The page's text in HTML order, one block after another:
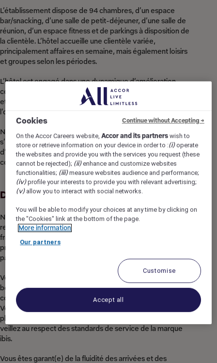
L’établissement dispose de 94 chambres, d’un espace
bar/snacking, d’une salle de petit-déjeuner, d’une salle de
réunion, d’un espace fitness et de parkings à disposition de
la clientèle. L’hôtel accueille une clientèle variée,
principalement affaires en semaine, mais également loisirs
et groupes selon les périodes.
L’hôtel est engagé dans une dynamique d’amélioration
continue, avec des espaces communs récemment rénovés
et une volonté forte de renforcer la qualité de service,
l’organisation opérationnelle et l’expérience client.
Nous recherchons un chef de réception souhaitant
s’impliquer dans un établissement à taille humaine, au sein
d’une équipe terrain, avec un vrai rôle d’animation, de
coordination et de relais auprès de la direction.
Description du poste
Nous recherchons un(e) Chef(fe) de réception pour
rejoindre l’équipe de l’ibis Paris Meudon Vélizy, hôtel
franchisé Accor de 94 chambres situé à Meudon-la-Forêt, à
proximité de Vélizy et des principaux axes du sud-ouest
parisien.
Véritable relais opérationnel de la direction, vous assurez le
bon fonctionnement du service réception au quotidien et
contribuez activement à la qualité de l’expérience client.
Vous encadrez l’équipe de réception, organisez les
plannings, accompagnez les collaborateurs sur le terrain et
veillez au respect des standards de service de la marque
ibis.
Vous êtes garant(e) de la fluidité des arrivées et des
Cookies
On the Accor Careers website,Accor and its partners wish to
store or retrieve information on your device in order to :(i)operate
the websites and provide you with the services you request (these
cannot be rejected); (ii)enhance and customize websites
functionalities; (iii)measure websites audience and performance;
(iv)profile your interests to provide you with relevant advertising;
(v)allow you to interact with social networks.
You will be able to modify your choices at any time by clicking on
the "Cookies" link at the bottom of the page.
More information
Our partners
Customise
Accept all
Continue without Accepting →